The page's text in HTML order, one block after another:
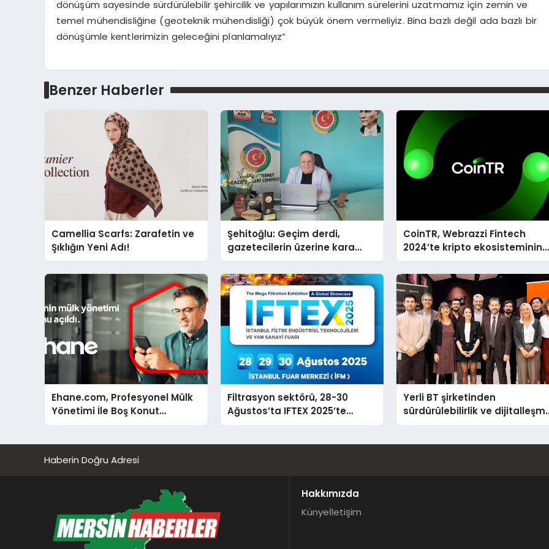
dönüşüm sayesinde sürdürülebilir şehircilik ve yapılarımızın kullanım sürelerini uzatmamız için zemin ve
temel mühendisliğine (geoteknik mühendisliği) çok büyük önem vermeliyiz. Bina bazlı değil ada bazlı bir
dönüşümle kentlerimizin geleceğini planlamalıyız”
Benzer Haberler
Camellia Scarfs: Zarafetin ve
Şıklığın Yeni Adı!
Şehitoğlu: Geçim derdi,
gazetecilerin üzerine kara
basan gibi çökmüştür!
CoinTR, Webrazzi Fintech
2024’te kripto ekosisteminin
tanınan isimlerini ağırlayacak
Ehane.com, Profesyonel Mülk
Yönetimi İle Boş Konut
Stokunu Eritecek
Filtrasyon sektörü, 28-30
Ağustos’ta IFTEX 2025’te
buluşacak
Yerli BT şirketinden
sürdürülebilirlik ve
odaklı özel etkinlik
Haberin Doğru Adresi
Hakkımızda
Künyeİletişim